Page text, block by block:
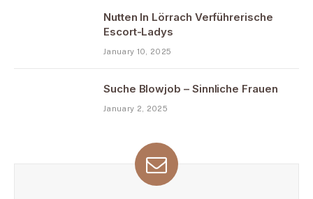
Nutten In Lörrach Verführerische
Escort-Ladys
January 10, 2025
Suche Blowjob – Sinnliche Frauen
January 2, 2025